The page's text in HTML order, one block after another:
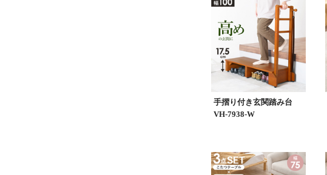
手摺り付き玄関踏み台
VH-7938-W